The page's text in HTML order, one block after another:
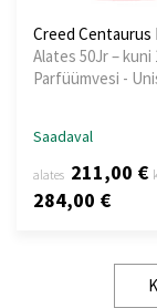
Creed Centaurus
Alates 50Jr – kuni
Parfüümvesi -
Saadaval
alates 211,00 €
284,00 €